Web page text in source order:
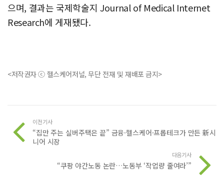
으며, 결과는 국제학술지 Journal of Medical Internet
Research에 게재됐다.
<저작권자 ⓒ 헬스케어저널, 무단 전재 및 재배포 금지>
이전기사
“집만 주는 실버주택은 끝” 금융·헬스케어·프롭테크가 만든 新시
니어 시장
다음기사
“쿠팡 야간노동 논란…노동부 ‘작업량 줄여라’”